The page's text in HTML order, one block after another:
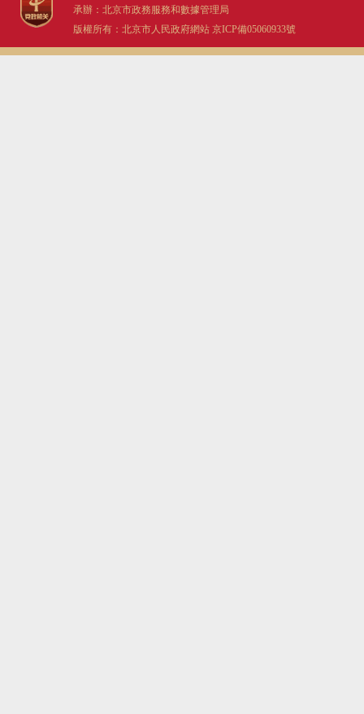
承辦：北京市政務服務和數據管理局
版權所有：北京市人民政府網站 京ICP備05060933號